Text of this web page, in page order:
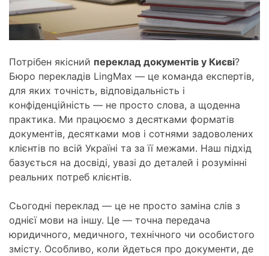
Потрібен якісний переклад документів у Києві?
Бюро перекладів LingMax — це команда експертів,
для яких точність, відповідальність і
конфіденційність — не просто слова, а щоденна
практика. Ми працюємо з десятками форматів
документів, десятками мов і сотнями задоволених
клієнтів по всій Україні та за її межами. Наш підхід
базується на досвіді, увазі до деталей і розумінні
реальних потреб клієнтів.
Сьогодні переклад — це не просто заміна слів з
однієї мови на іншу. Це — точна передача
юридичного, медичного, технічного чи особистого
змісту. Особливо, коли йдеться про документи, де